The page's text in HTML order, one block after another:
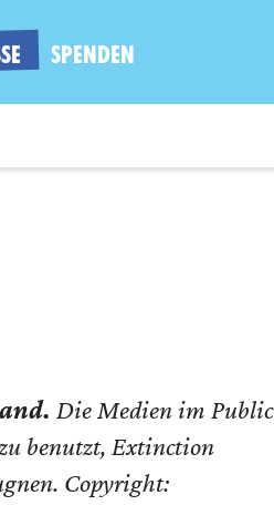
SPENDEN
Die Medien im Public
benutzt, Extinction
Copyright: